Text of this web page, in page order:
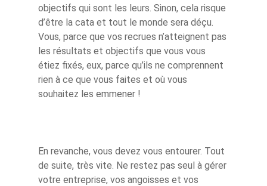
objectifs qui sont les leurs. Sinon, cela risque
d’être la cata et tout le monde sera déçu.
Vous, parce que vos recrues n’atteignent pas
les résultats et objectifs que vous vous
étiez fixés, eux, parce qu’ils ne comprennent
rien à ce que vous faites et où vous
souhaitez les emmener !
En revanche, vous devez vous entourer. Tout
de suite, très vite. Ne restez pas seul à gérer
votre entreprise, vos angoisses et vos